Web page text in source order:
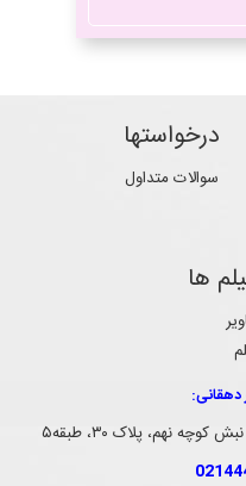
نوروپلاستیستی
درخواستها
سوالات متداول
ها
نهم، پلاک ۳۰، طبقه۵